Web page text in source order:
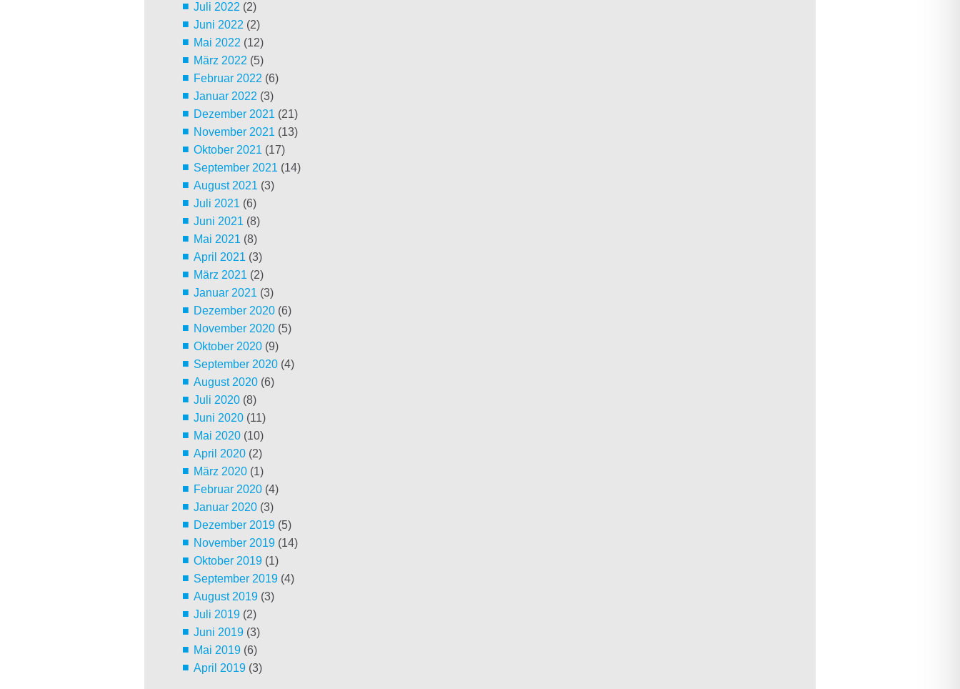
Juli 2022 (2)
Juni 2022 (2)
Mai 2022 (12)
März 2022 (5)
Februar 2022 (6)
Januar 2022 (3)
Dezember 2021 (21)
November 2021 (13)
Oktober 2021 (17)
September 2021 (14)
August 2021 (3)
Juli 2021 (6)
Juni 2021 (8)
Mai 2021 (8)
April 2021 (3)
März 2021 (2)
Januar 2021 (3)
Dezember 2020(6)
November 2020(5)
Oktober 2020(9)
September 2020(4)
August 2020(6)
Juli 2020(8)
Juni 2020(11)
Mai 2020(10)
April 2020(2)
März 2020(1)
Februar 2020(4)
Januar 2020(3)
Dezember 2019(5)
November 2019(14)
Oktober 2019(1)
September 2019(4)
August 2019(3)
Juli 2019(2)
Juni 2019(3)
Mai 2019(6)
April 2019(3)